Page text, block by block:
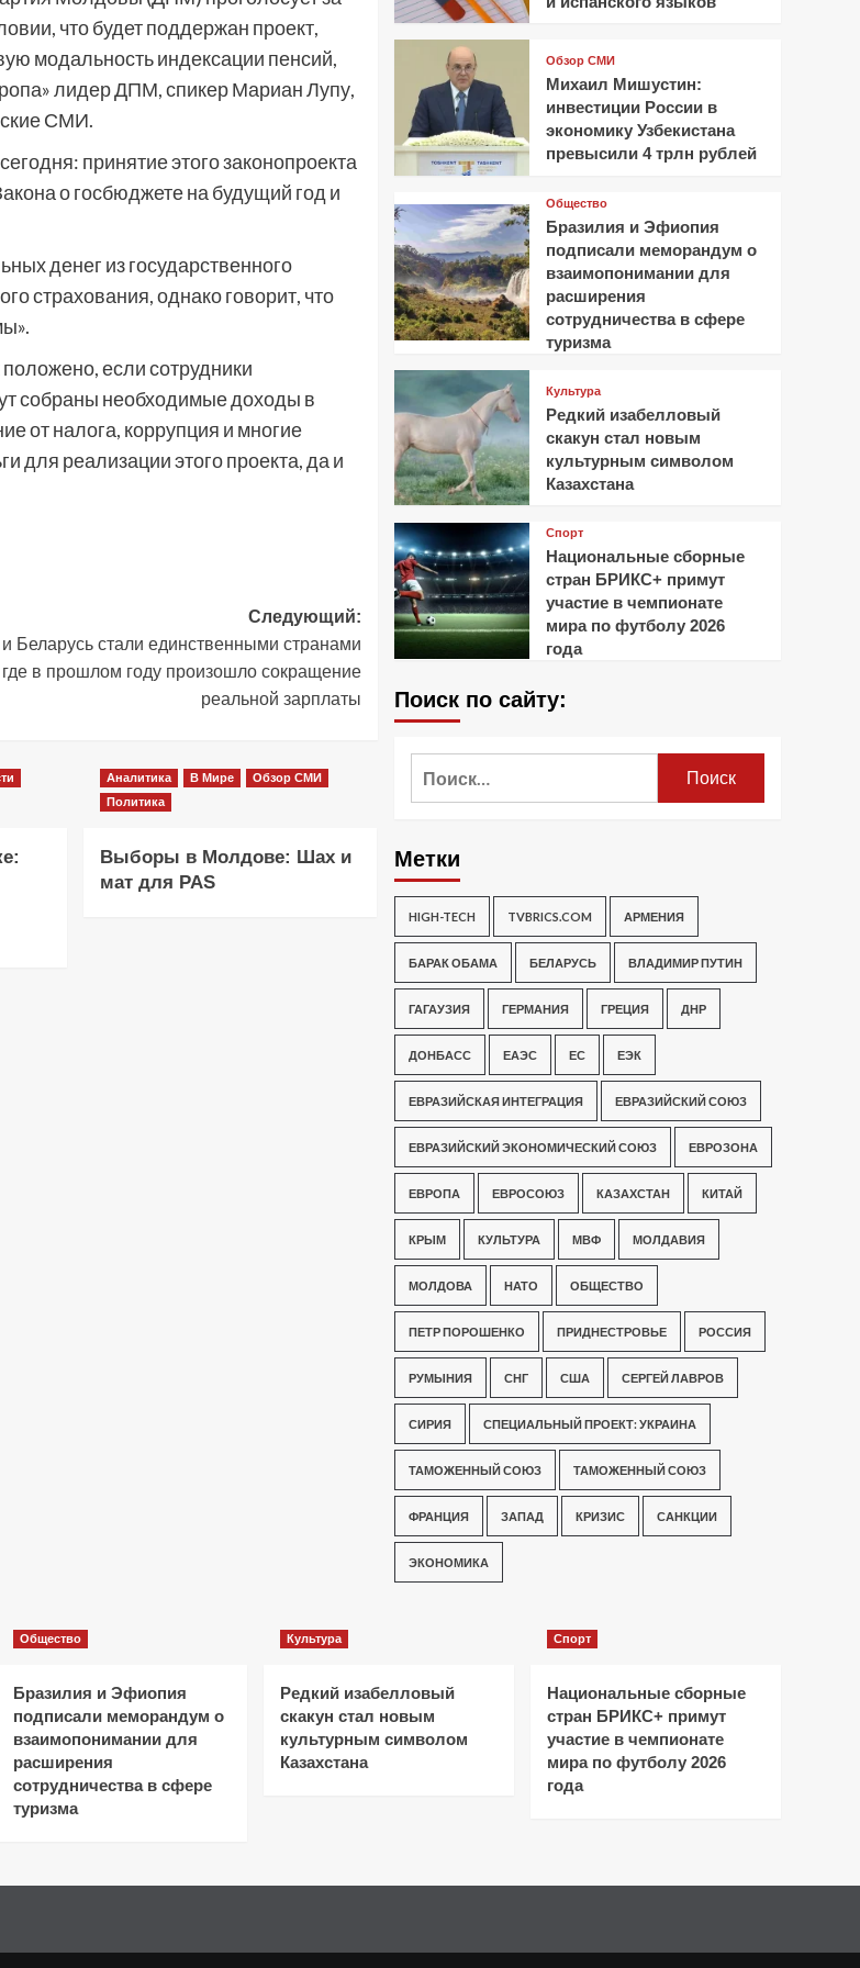
что будет поддержан проект,
модальность индексации пенсий,
лидер ДПМ, спикер Мариан Лупу,
СМИ.
принятие этого законопроекта
о госбюджете на будущий год и
денег из государственного
страхования, однако говорит, что
если сотрудники
собраны необходимые доходы в
от налога, коррупция и многие
для реализации этого проекта, да и
Следующий:
Беларусь стали единственными странами
в прошлом году произошло сокращение
реальной зарплаты
Аналитика В Мире
Обзор СМИ
Политика
Выборы в Молдове: Шах и
мат для PAS
Обзор СМИ
Михаил Мишустин:
инвестиции России в
экономику Узбекистана
превысили 4 трлн рублей
Общество
Бразилия и Эфиопия
подписали меморандум о
взаимопонимании для
расширения
сотрудничества в сфере
туризма
Культура
Редкий изабелловый
скакун стал новым
культурным символом
Казахстана
Спорт
Национальные сборные
стран БРИКС+ примут
участие в чемпионате
мира по футболу 2026
года
Поиск по сайту:
Метки
HIGH-TECH TVBRICS.COM АРМЕНИЯ
БАРАК ОБАМА БЕЛАРУСЬ ВЛАДИМИР ПУТИН
ГАГАУЗИЯ ГЕРМАНИЯ ГРЕЦИЯ ДНР
ДОНБАСС ЕАЭС ЕС ЕЭК
ЕВРАЗИЙСКАЯ ИНТЕГРАЦИЯ ЕВРАЗИЙСКИЙ СОЮЗ
ЕВРАЗИЙСКИЙ ЭКОНОМИЧЕСКИЙ СОЮЗ ЕВРОЗОНА
ЕВРОПА ЕВРОСОЮЗ КАЗАХСТАН КИТАЙ
КРЫМ КУЛЬТУРА МВФ МОЛДАВИЯ
МОЛДОВА НАТО ОБЩЕСТВО
ПЕТР ПОРОШЕНКО ПРИДНЕСТРОВЬЕ РОССИЯ
РУМЫНИЯ СНГ США СЕРГЕЙ ЛАВРОВ
СИРИЯ СПЕЦИАЛЬНЫЙ ПРОЕКТ: УКРАИНА
ТАМОЖЕННЫЙ СОЮЗ ТАМОЖЕННЫЙ СОЮЗ
ФРАНЦИЯ ЗАПАД КРИЗИС САНКЦИИ
ЭКОНОМИКА
Общество
Бразилия и Эфиопия
подписали меморандум о
взаимопонимании для
расширения
сотрудничества в сфере
туризма
Культура
Редкий изабелловый
скакун стал новым
культурным символом
Казахстана
Спорт
Национальные сборные
стран БРИКС+ примут
участие в чемпионате
мира по футболу 2026
года